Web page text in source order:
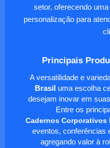
setor, oferecendo
personalização para
Principais
A versatilidade e
Brasil uma escolha
desejam inovar em
Entre os
Cadernos Corporativos
eventos, conferências
agregando valor à